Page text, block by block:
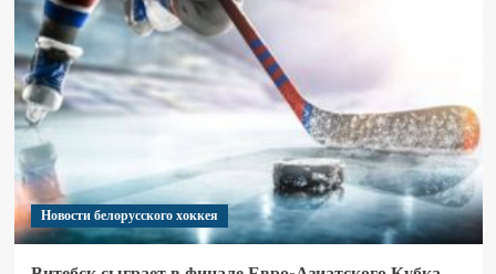
Новости белорусского хоккея